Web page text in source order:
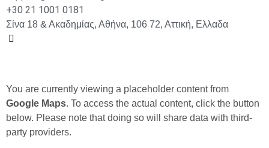
+30 21 1001 0181
Σίνα 18 & Ακαδημίας, Αθήνα, 106 72, Αττική, Ελλαδα
You are currently viewing a placeholder content from
Google Maps. To access the actual content, click the button
below. Please note that doing so will share data with third-
party providers.